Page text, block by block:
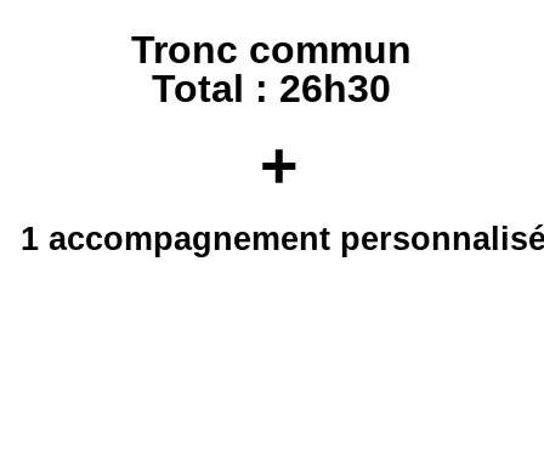
Tronc commun
Total : 26h30
+
1 accompagnement